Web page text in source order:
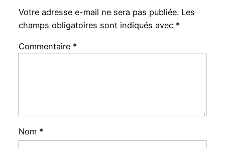
Votre adresse e-mail ne sera pas publiée. Les
champs obligatoires sont indiqués avec *
Commentaire *
Nom *